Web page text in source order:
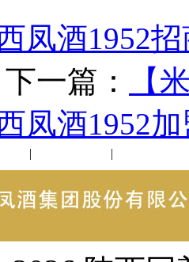
西凤酒1952
篇：
【
凤酒1952
| |